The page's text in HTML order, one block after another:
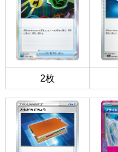
2枚